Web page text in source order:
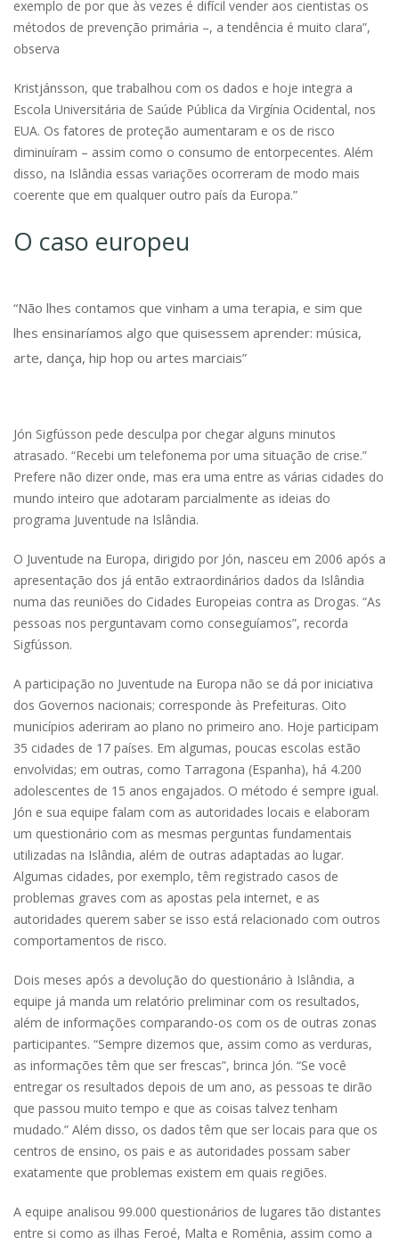
exemplo de por que às vezes é difícil vender aos cientistas os
métodos de prevenção primária –, a tendência é muito clara”,
observa
Kristjánsson, que trabalhou com os dados e hoje integra a
Escola Universitária de Saúde Pública da Virgínia Ocidental, nos
EUA. Os fatores de proteção aumentaram e os de risco
diminuíram – assim como o consumo de entorpecentes. Além
disso, na Islândia essas variações ocorreram de modo mais
coerente que em qualquer outro país da Europa.”
O caso europeu
“Não lhes contamos que vinham a uma terapia, e sim que
lhes ensinaríamos algo que quisessem aprender: música,
arte, dança, hip hop ou artes marciais”
Jón Sigfússon pede desculpa por chegar alguns minutos
atrasado. “Recebi um telefonema por uma situação de crise.”
Prefere não dizer onde, mas era uma entre as várias cidades do
mundo inteiro que adotaram parcialmente as ideias do
programa Juventude na Islândia.
O Juventude na Europa, dirigido por Jón, nasceu em 2006 após a
apresentação dos já então extraordinários dados da Islândia
numa das reuniões do Cidades Europeias contra as Drogas. “As
pessoas nos perguntavam como conseguíamos”, recorda
Sigfússon.
A participação no Juventude na Europa não se dá por iniciativa
dos Governos nacionais; corresponde às Prefeituras. Oito
municípios aderiram ao plano no primeiro ano. Hoje participam
35 cidades de 17 países. Em algumas, poucas escolas estão
envolvidas; em outras, como Tarragona (Espanha), há 4.200
adolescentes de 15 anos engajados. O método é sempre igual.
Jón e sua equipe falam com as autoridades locais e elaboram
um questionário com as mesmas perguntas fundamentais
utilizadas na Islândia, além de outras adaptadas ao lugar.
Algumas cidades, por exemplo, têm registrado casos de
problemas graves com as apostas pela internet, e as
autoridades querem saber se isso está relacionado com outros
comportamentos de risco.
Dois meses após a devolução do questionário à Islândia, a
equipe já manda um relatório preliminar com os resultados,
além de informações comparando-os com os de outras zonas
participantes. “Sempre dizemos que, assim como as verduras,
as informações têm que ser frescas”, brinca Jón. “Se você
entregar os resultados depois de um ano, as pessoas te dirão
que passou muito tempo e que as coisas talvez tenham
mudado.” Além disso, os dados têm que ser locais para que os
centros de ensino, os pais e as autoridades possam saber
exatamente que problemas existem em quais regiões.
A equipe analisou 99.000 questionários de lugares tão distantes
entre si como as ilhas Feroé, Malta e Romênia, assim como a